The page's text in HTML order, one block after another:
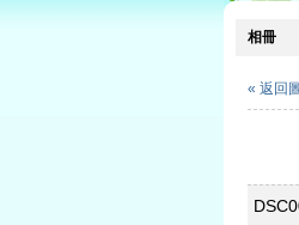
相冊
« 返回